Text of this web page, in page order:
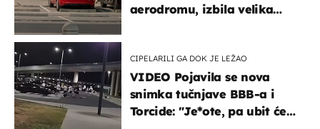
aerodromu, izbila velika
CIPELARILI GA DOK JE LEŽAO
VIDEO Pojavila se nova
snimka tučnjave BBB-a i
Torcide: "Je*ote, pa ubit će